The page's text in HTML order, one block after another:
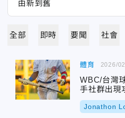
全部 即時 要聞 社會
體育
WBC/台灣
手社群出現
Jonathon
2026/